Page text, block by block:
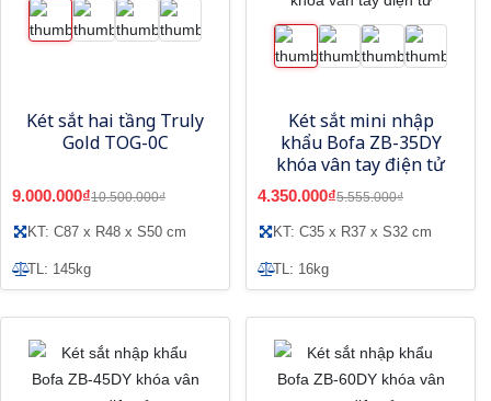
Két sắt hai tầng Truly
Gold TOG-0C
9.000.000₫10.500.000₫
KT: C87 x R48 x S50 cm
TL: 145kg
Két sắt mini nhập
khẩu Bofa ZB-35DY
khóa vân tay điện tử
4.350.000₫5.555.000₫
KT: C35 x R37 x S32 cm
TL: 16kg